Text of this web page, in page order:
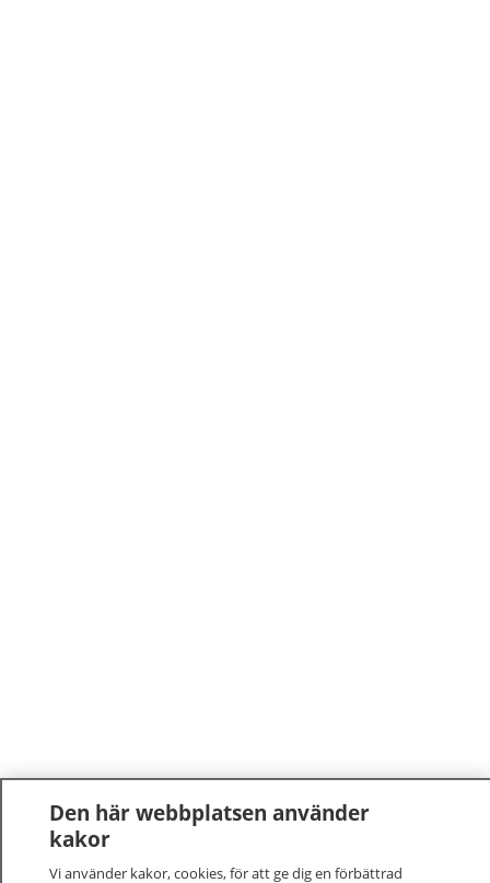
Den här webbplatsen använder
kakor
Vi använder kakor, cookies, för att ge dig en förbättrad